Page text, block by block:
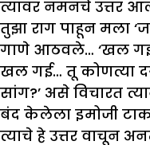
त्यावर नमनचे उत्तर
तुझा राग पाहून मला
गाणे आठवले… ‘खल
खल गई… तू कोणत्या
सांग?’ असे विचारत
बंद केलेला इमोजी
त्याचे हे उत्तर वाचून